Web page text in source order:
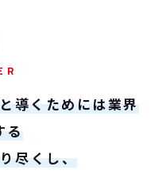
導くためには業界
る
尽くし、